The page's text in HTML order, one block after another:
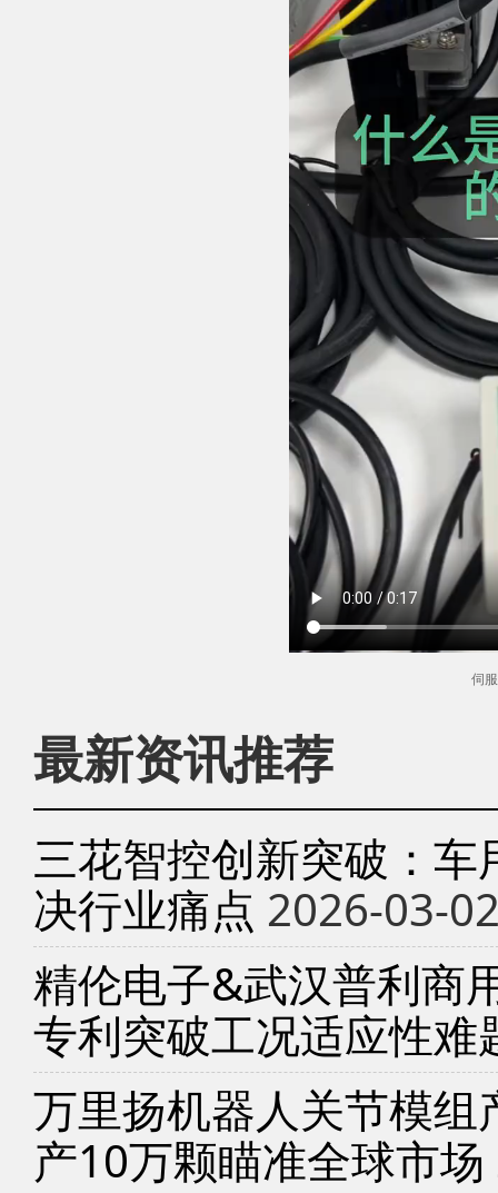
伺
最新资讯推荐
三花智控创新突破：
决行业痛点 2026-03-
精伦电子&武汉普利商
专利突破工况适应性难
万里扬机器人关节模
产10万颗瞄准全球市场